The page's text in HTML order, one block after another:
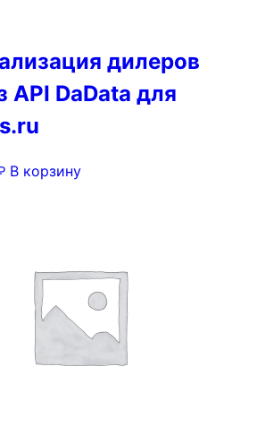
дилеров
API DaData для
В корзину